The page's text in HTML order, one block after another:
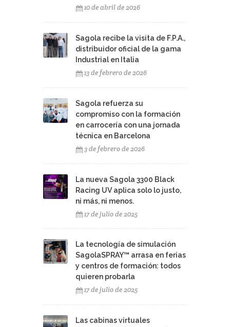
10 de abril de 2026
Sagola recibe la visita de F.P.A.,
distribuidor oficial de la gama
Industrial en Italia
13 de febrero de 2026
Sagola refuerza su
compromiso con la formación
en carrocería con una jornada
técnica en Barcelona
3 de febrero de 2026
La nueva Sagola 3300 Black
Racing UV aplica solo lo justo,
ni más, ni menos.
17 de julio de 2025
La tecnología de simulación
SagolaSPRAY™ arrasa en ferias
y centros de formación: todos
quieren probarla
17 de julio de 2025
Las cabinas virtuales